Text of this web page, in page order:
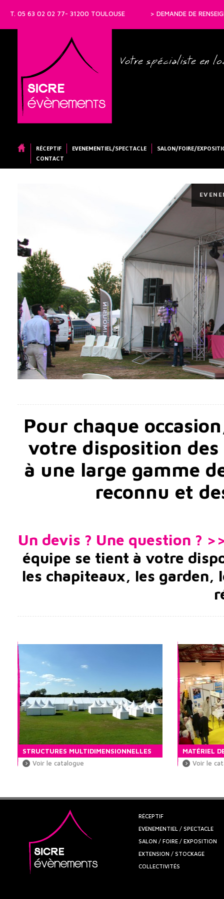
T. 05 63 02 02 77- 31200 TOULOUSE > DEMANDE DE
ACCUEIL
RÉCEPTIF EVENEMENTIEL/SPECTACLE
SALON/FOIRE/
CONTACT
Pour chaque
votre disposition
à une large gamme
reconnu et
Un devis ? Une question ?
équipe se tient à votre
les chapiteaux, les
STRUCTURES MULTIDIMENSIONNELLES
Voir le catalogue
MATÉRIEL
Voir le
RÉCEPTIF
EVENEMENTIEL / SPECTACLE
SALON / FOIRE / EXPOSITION
EXTENSION / STOCKAGE
COLLECTIVITÉS